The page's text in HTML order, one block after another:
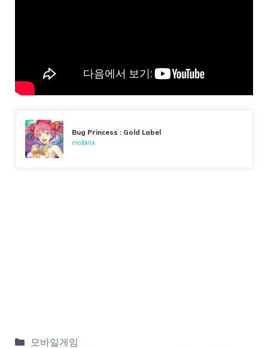
Bug Princess : Gold Label
mobirix
모바일게임